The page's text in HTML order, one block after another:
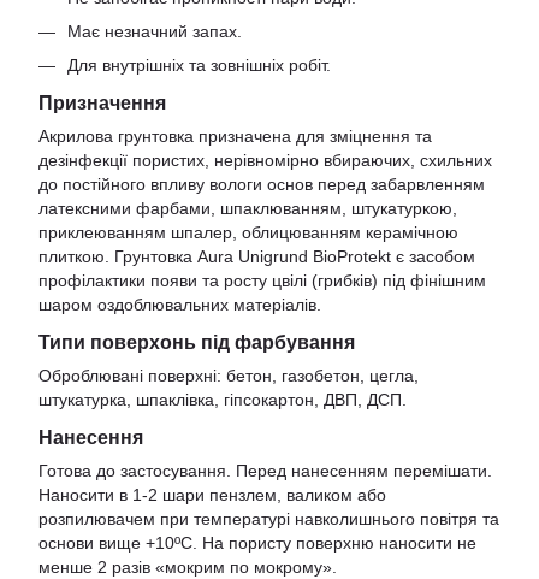
Має незначний запах.
Для внутрішніх та зовнішніх робіт.
Призначення
Акрилова грунтовка призначена для зміцнення та
дезінфекції пористих, нерівномірно вбираючих, схильних
до постійного впливу вологи основ перед забарвленням
латексними фарбами, шпаклюванням, штукатуркою,
приклеюванням шпалер, облицюванням керамічною
плиткою. Грунтовка Aura Unigrund BioProtekt є засобом
профілактики появи та росту цвілі (грибків) під фінішним
шаром оздоблювальних матеріалів.
Типи поверхонь під фарбування
Оброблювані поверхні: бетон, газобетон, цегла,
штукатурка, шпаклівка, гіпсокартон, ДВП, ДСП.
Нанесення
Готова до застосування. Перед нанесенням перемішати.
Наносити в 1-2 шари пензлем, валиком або
розпилювачем при температурі навколишнього повітря та
основи вище +10ºС. На пористу поверхню наносити не
менше 2 разів «мокрим по мокрому».